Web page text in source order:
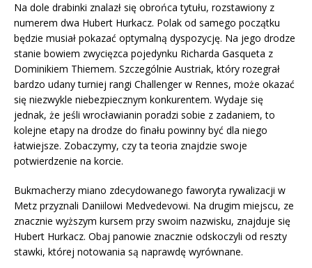
Na dole drabinki znalazł się obrońca tytułu, rozstawiony z
numerem dwa Hubert Hurkacz. Polak od samego początku
będzie musiał pokazać optymalną dyspozycję. Na jego drodze
stanie bowiem zwycięzca pojedynku Richarda Gasqueta z
Dominikiem Thiemem. Szczególnie Austriak, który rozegrał
bardzo udany turniej rangi Challenger w Rennes, może okazać
się niezwykle niebezpiecznym konkurentem. Wydaje się
jednak, że jeśli wrocławianin poradzi sobie z zadaniem, to
kolejne etapy na drodze do finału powinny być dla niego
łatwiejsze. Zobaczymy, czy ta teoria znajdzie swoje
potwierdzenie na korcie.
Bukmacherzy miano zdecydowanego faworyta rywalizacji w
Metz przyznali Daniilowi Medvedevowi. Na drugim miejscu, ze
znacznie wyższym kursem przy swoim nazwisku, znajduje się
Hubert Hurkacz. Obaj panowie znacznie odskoczyli od reszty
stawki, której notowania są naprawdę wyrównane.